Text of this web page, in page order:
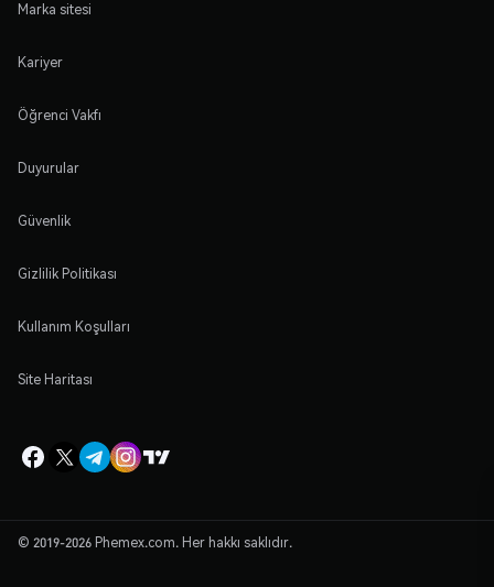
Marka sitesi
Kariyer
Öğrenci Vakfı
Duyurular
Güvenlik
Gizlilik Politikası
Kullanım Koşulları
Site Haritası
© 2019-2026 Phemex.com. Her hakkı saklıdır.